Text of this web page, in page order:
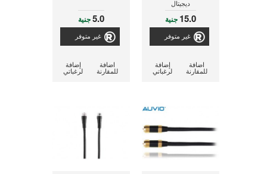
ديجيتال
15.0 جنية
غير متوفر
إضافة
لرغباتي
اضافة
للمقارنة
5.0جنية
غير متوفر
إضافة
لرغباتي
اضافة
للمقارنة